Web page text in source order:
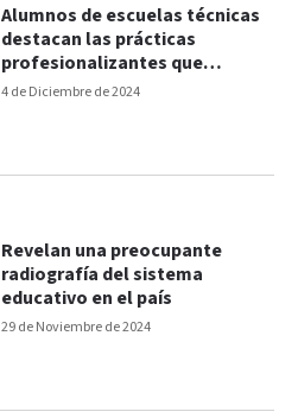
4 de Diciembre de 2024
Alumnos de escuelas técnicas
destacan las prácticas
profesionalizantes que
impulsa el CGE
29 de Noviembre de 2024
Revelan una preocupante
radiografía del sistema
educativo en el país